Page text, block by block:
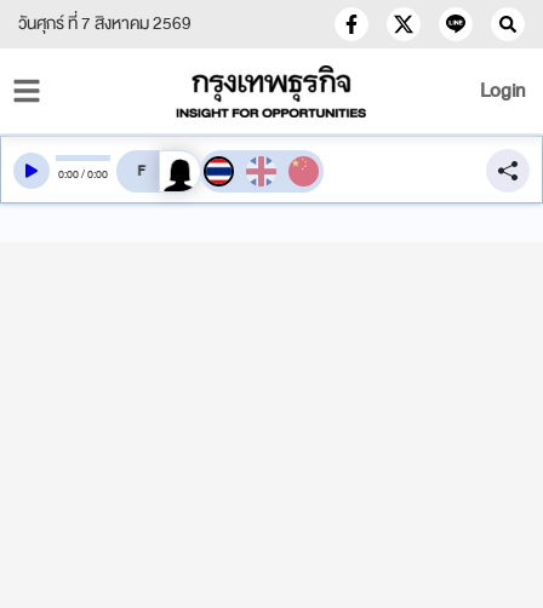
วันศุกร์ ที่ 7 สิงหาคม 2569
Login
0:00/0:00 สลับเสียงอ่าน